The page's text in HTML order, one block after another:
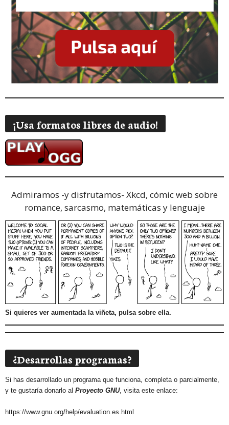
¡Usa formatos libres de audio!
Admiramos -y disfrutamos- Xkcd, cómic web sobre
romance, sarcasmo, matemáticas y lenguaje
Si quieres ver aumentada la viñeta, pulsa sobre ella.
¿Desarrollas programas?
Si has desarrollado un programa que funciona, completa o parcialmente,
y te gustaría donarlo al Proyecto GNU, visita este enlace:
https://www.gnu.org/help/evaluation.es.html